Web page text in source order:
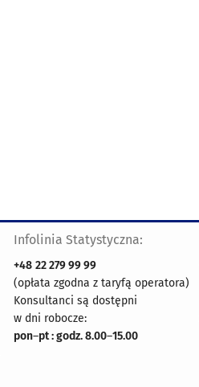
Infolinia Statystyczna:
+48 22 279 99 99
(opłata zgodna z taryfą operatora)
Konsultanci są dostępni
w dni robocze:
pon–pt : godz. 8.00–15.00